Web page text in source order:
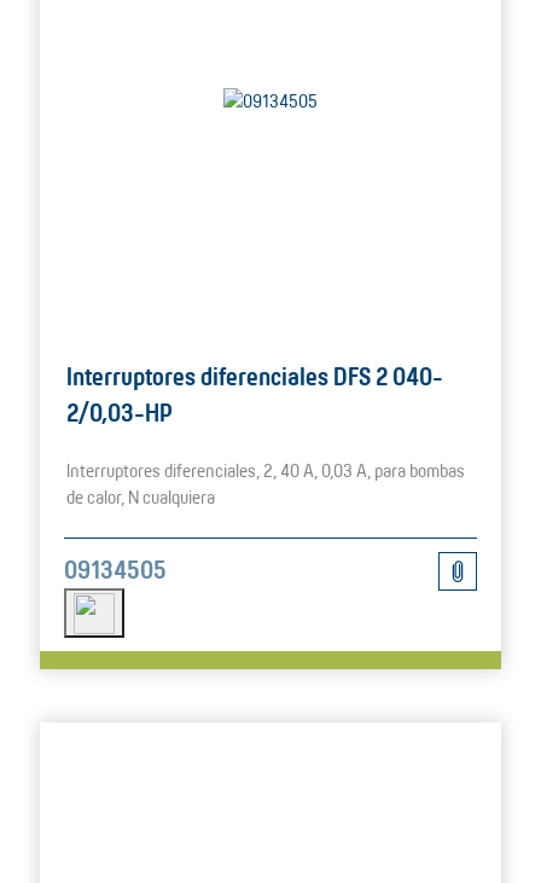
Interruptores diferenciales DFS 2 040-
2/0,03-HP
Interruptores diferenciales, 2, 40 A, 0,03 A, para bombas
de calor, N cualquiera
09134505